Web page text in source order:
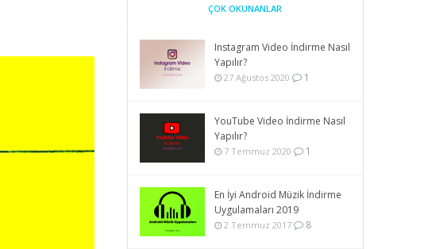
ÇOK OKUNANLAR
Instagram Video İndirme Nasıl
Yapılır?
27 Ağustos 2020 1
YouTube Video İndirme Nasıl
Yapılır?
7 Temmuz 2020 1
En İyi Android Müzik İndirme
Uygulamaları 2019
2 Temmuz 2017 8